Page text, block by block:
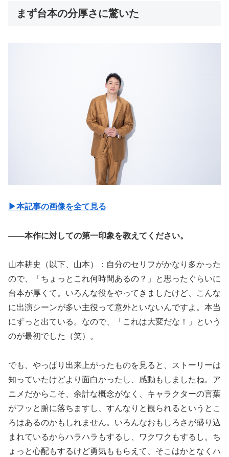
まず台本の分厚さに驚いた
▶︎本記事の画像を全て見る
――本作に対しての第一印象を教えてください。
山本耕史（以下、山本）：自分のセリフがかなり多かった
ので、「ちょっとこれ何時間あるの？」と思ったぐらいに
台本が厚くて。いろんな役をやってきましたけど、こんな
に出演シーンが多い主役って意外といないんですよ。本当
にずっと出ている。なので、「これは大変だな！」という
のが最初でした（笑）。
でも、やっぱり出来上がったものを見ると、ストーリーは
知っていたけどより面白かったし、感動もしましたね。ア
ニメだからこそ、余計な概念がなく、キャラクターの言葉
がフッと腑に落ちますし、すんなりと観られるというとこ
ろはあるのかもしれません。いろんなおもしろさが盛り込
まれているからハラハラもするし、ワクワクもするし。ち
ょっと心配もするけど勇気ももらえて、そこはかとなくハ